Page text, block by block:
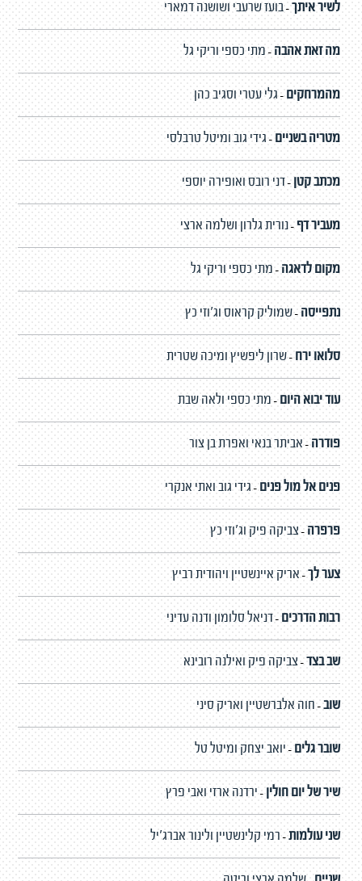
לשיר איתך-בועז שרעבי ושושנה דמארי
מה זאת אהבה -מתי כספי וריקי גל
מהמרחקים -גלי עטרי וסגיב כהן
מטריה בשניים -גידי גוב ומיטל טרבלסי
מכתב קטן -דני רובס ואופירה יוספי
מעביר דף -נורית גלרון ושלמה ארצי
מקום לדאגה -מתי כספי וריקי גל
נתפייסה -שמוליק קראוס וג'וזי כץ
סלואו ירח -שרון ליפשיץ ומיכה שטרית
עוד יבוא היום -מתי כספי ולאה שבת
פודרה -אביתר בנאי ואפרת בן צור
פנים אל מול פנים -גידי גוב ואתי אנקרי
פרפרה -צביקה פיק וג'וזי כץ
צער לך-אריק איינשטיין ויהודית רביץ
רבות הדרכים -דניאל סלומון ודנה עדיני
שב בצד-צביקה פיק ואילנה רובינא
שוב-חוה אלברשטיין ואריק סיני
שובר גלים -יואב יצחק ומיטל טל
שיר של יום חולין -ירדנה ארזי ואבי פרץ
שני עולמות-רמי קלינשטיין ולינור אברג'יל